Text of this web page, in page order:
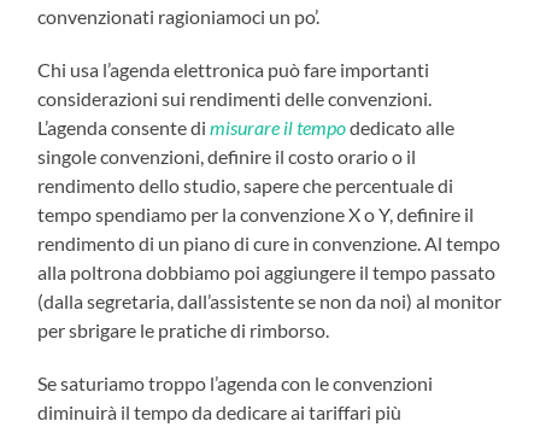
convenzionati ragioniamoci un po’.
Chi usa l’agenda elettronica può fare importanti
considerazioni sui rendimenti delle convenzioni.
L’agenda consente dimisurare il tempodedicato alle
singole convenzioni, definire il costo orario o il
rendimento dello studio, sapere che percentuale di
tempo spendiamo per la convenzione X o Y, definire il
rendimento di un piano di cure in convenzione. Al tempo
alla poltrona dobbiamo poi aggiungere il tempo passato
(dalla segretaria, dall’assistente se non da noi) al monitor
per sbrigare le pratiche di rimborso.
Se saturiamo troppo l’agenda con le convenzioni
diminuirà il tempo da dedicare ai tariffari più